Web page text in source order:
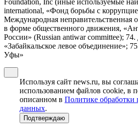
international, «Фонд борьбы с
Международная неправительственная
в форме общественного движения,
России» (Russian antiwar committee);
«Забайкальское левое объединение»;
Уфы»
Используя сайт news.ru, вы
использованием файлов cookie, в
описанном в Политике обработки
данных.
Подтверждаю